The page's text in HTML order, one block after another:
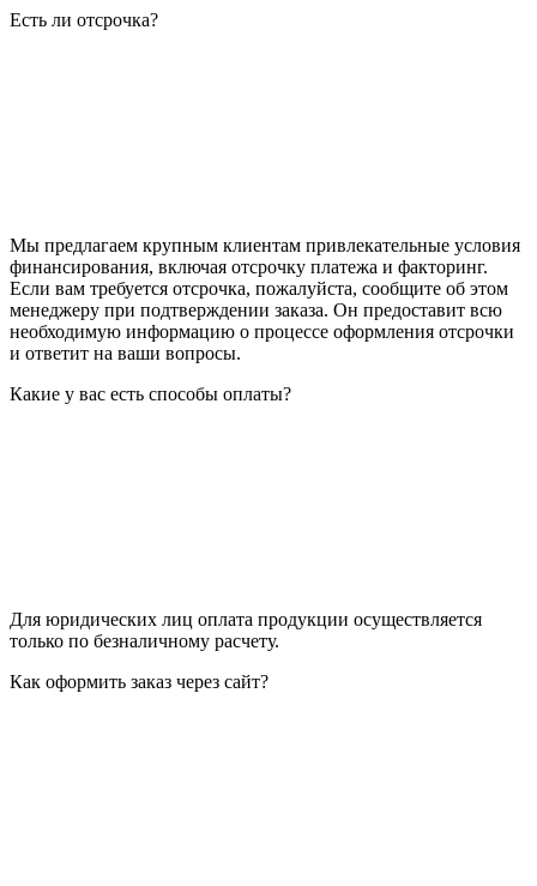
Есть ли отсрочка?
Мы предлагаем крупным клиентам привлекательные условия
финансирования, включая отсрочку платежа и факторинг.
Если вам требуется отсрочка, пожалуйста, сообщите об этом
менеджеру при подтверждении заказа. Он предоставит всю
необходимую информацию о процессе оформления отсрочки
и ответит на ваши вопросы.
Какие у вас есть способы оплаты?
Для юридических лиц оплата продукции осуществляется
только по безналичному расчету.
Как оформить заказ через сайт?